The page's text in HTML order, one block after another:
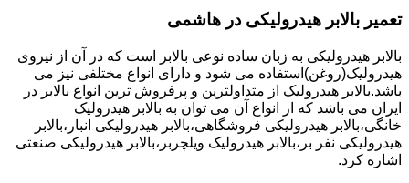
تعمیر بالابر هیدرولیکی در هاشمی
بالابر هیدرولیکی به زبان ساده نوعی بالابر است که در آن از نیروی
هیدرولیک(روغن)استفاده می شود و دارای انواع مختلفی نیز می
باشد.بالابر هیدرولیک از متداولترین و پرفروش ترین انواع بالابر در
ایران می باشد که از انواع آن می توان به بالابر هیدرولیک
خانگی،بالابر هیدرولیکی فروشگاهی،بالابر هیدرولیکی انبار،بالابر
هیدرولیکی نفر بر،بالابر هیدرولیک ویلچربر،بالابر هیدرولیکی صنعتی
اشاره کرد.